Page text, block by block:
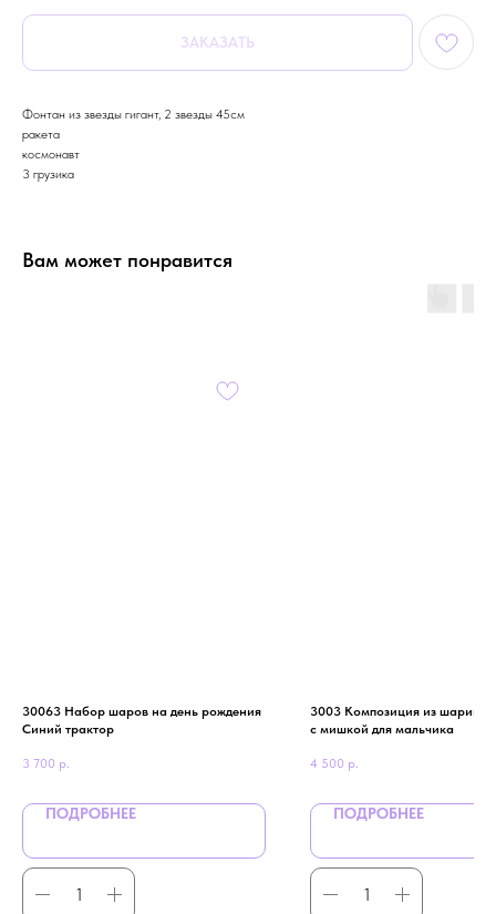
ЗАКАЗАТЬ
Фонтан из звезды гигант, 2 звезды 45см
ракета
космонавт
3 грузика
Вам может понравится
30063 Набор шаров на день рождения
Синий трактор
3 700 р.
ПОДРОБНЕЕ
3003 Композиция из шариков
с мишкой для мальчика
4 500 р.
ПОДРОБНЕЕ